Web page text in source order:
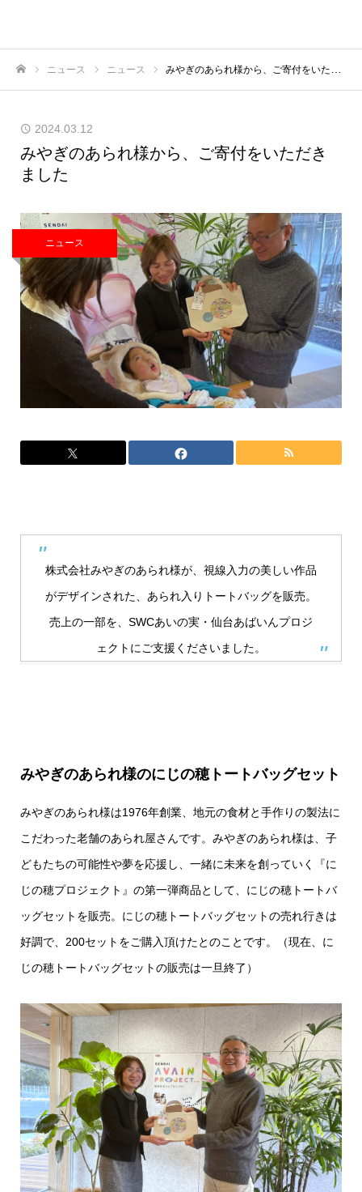
ニュース ニュース みやぎのあられ様から、ご寄付をいただきました
2024.03.12
みやぎのあられ様から、ご寄付をいただき
ました
ニュース
株式会社みやぎのあられ様が、視線入力の美しい作品
がデザインされた、あられ入りトートバッグを販売。
売上の一部を、SWCあいの実・仙台あばいんプロジ
ェクトにご支援くださいました。
みやぎのあられ様のにじの穂トートバッグセット
みやぎのあられ様は1976年創業、地元の食材と手作りの製法に
こだわった老舗のあられ屋さんです。みやぎのあられ様は、子
どもたちの可能性や夢を応援し、一緒に未来を創っていく『に
じの穂プロジェクト』の第一弾商品として、にじの穂トートバ
ッグセットを販売。にじの穂トートバッグセットの売れ行きは
好調で、200セットをご購入頂けたとのことです。（現在、に
じの穂トートバッグセットの販売は一旦終了）